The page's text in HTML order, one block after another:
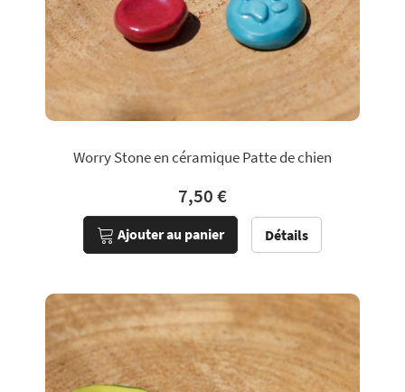
Worry Stone en céramique Patte de chien
7,50 €
Ajouter au panier Détails